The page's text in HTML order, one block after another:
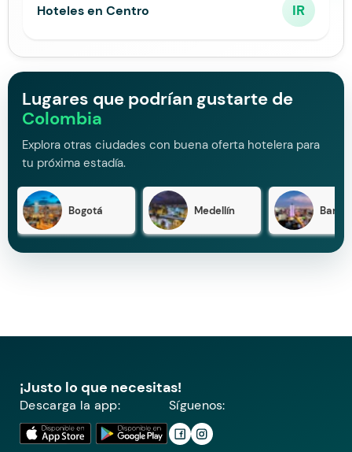
Hoteles en Centro IR
Lugares que podrían gustarte de
Colombia
Explora otras ciudades con buena oferta hotelera para
tu próxima estadía.
Bogotá Medellín
¡Justo lo que necesitas!
Descarga la app: Síguenos: